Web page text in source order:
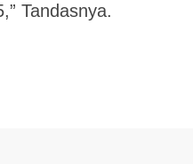
Tandasnya.